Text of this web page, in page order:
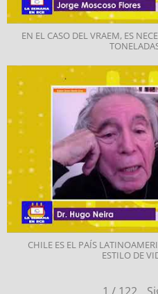
EN EL CASO DEL VRAEM, ES
CHILE ES EL PAÍS
ESTILO DE